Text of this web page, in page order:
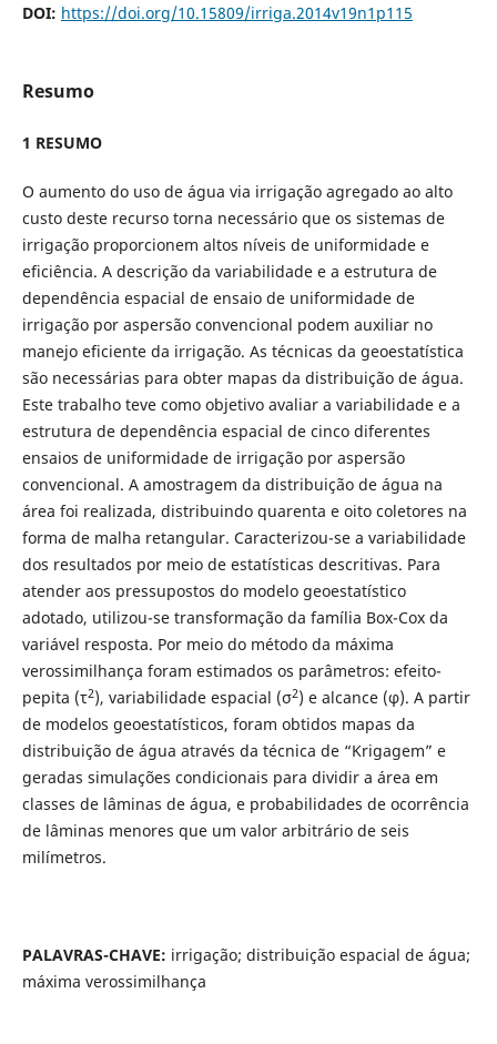
DOI: https://doi.org/10.15809/irriga.2014v19n1p115
Resumo
1 RESUMO
O aumento do uso de água via irrigação agregado ao alto
custo deste recurso torna necessário que os sistemas de
irrigação proporcionem altos níveis de uniformidade e
eficiência. A descrição da variabilidade e a estrutura de
dependência espacial de ensaio de uniformidade de
irrigação por aspersão convencional podem auxiliar no
manejo eficiente da irrigação. As técnicas da geoestatística
são necessárias para obter mapas da distribuição de água.
Este trabalho teve como objetivo avaliar a variabilidade e a
estrutura de dependência espacial de cinco diferentes
ensaios de uniformidade de irrigação por aspersão
convencional. A amostragem da distribuição de água na
área foi realizada, distribuindo quarenta e oito coletores na
forma de malha retangular. Caracterizou-se a variabilidade
dos resultados por meio de estatísticas descritivas. Para
atender aos pressupostos do modelo geoestatístico
adotado, utilizou-se transformação da família Box-Cox da
variável resposta. Por meio do método da máxima
verossimilhança foram estimados os parâmetros: efeito-
pepita (τ2), variabilidade espacial (σ2) e alcance (φ). A partir
de modelos geoestatísticos, foram obtidos mapas da
distribuição de água através da técnica de “Krigagem” e
geradas simulações condicionais para dividir a área em
classes de lâminas de água, e probabilidades de ocorrência
de lâminas menores que um valor arbitrário de seis
milímetros.
PALAVRAS-CHAVE: irrigação; distribuição espacial de água;
máxima verossimilhança